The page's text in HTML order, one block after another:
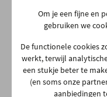
2e kleur
Hoofdmateriaal
Materiaal poten
Om je een fijne en
gebruiken we
De functionele cookies
werkt, terwijl
een stukje beter te
(en soms onze
aanbiedingen